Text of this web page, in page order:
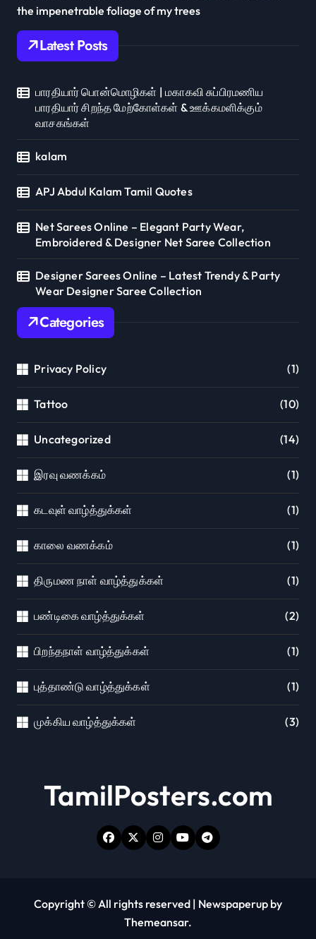
the impenetrable foliage of my trees
Latest Posts
பாரதியார் பொன்மொழிகள் | மகாகவி சுப்பிரமணிய
பாரதியார் சிறந்த மேற்கோள்கள் & ஊக்கமளிக்கும்
வாசகங்கள்
kalam
APJ Abdul Kalam Tamil Quotes
Net Sarees Online – Elegant Party Wear,
Embroidered & Designer Net Saree Collection
Designer Sarees Online – Latest Trendy & Party
Wear Designer Saree Collection
Categories
Privacy Policy (1)
Tattoo (10)
Uncategorized (14)
இரவு வணக்கம் (1)
கடவுள் வாழ்த்துக்கள் (1)
காலை வணக்கம் (1)
திருமண நாள் வாழ்த்துக்கள் (1)
பண்டிகை வாழ்த்துக்கள் (2)
பிறந்தநாள் வாழ்த்துக்கள் (1)
புத்தாண்டு வாழ்த்துக்கள் (1)
முக்கிய வாழ்த்துக்கள் (3)
TamilPosters.com
Copyright © All rights reserved | Newspaperup by
Themeansar.